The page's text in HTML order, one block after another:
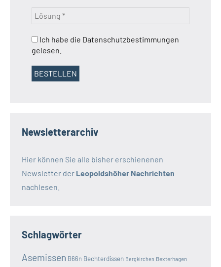
Ich habe die Datenschutzbestimmungen
gelesen.
Newsletterarchiv
Hier können Sie alle bisher erschienenen
Newsletter der Leopoldshöher Nachrichten
nachlesen.
Schlagwörter
Asemissen B66n Bechterdissen Bergkirchen Bexterhagen